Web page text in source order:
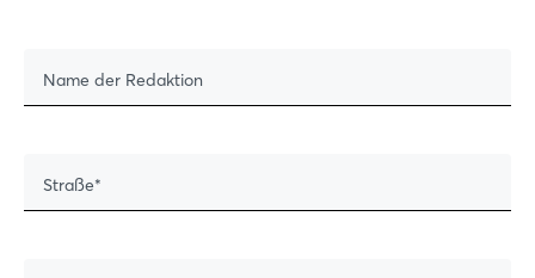
Name der Redaktion
Straße